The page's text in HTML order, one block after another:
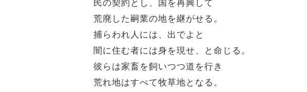
民の契約とし、国を再興して
荒廃した嗣業の地を継がせる。
捕らわれ人には、出でよと
闇に住む者には身を現せ、と命じる。
彼らは家畜を飼いつつ道を行き
荒れ地はすべて牧草地となる。